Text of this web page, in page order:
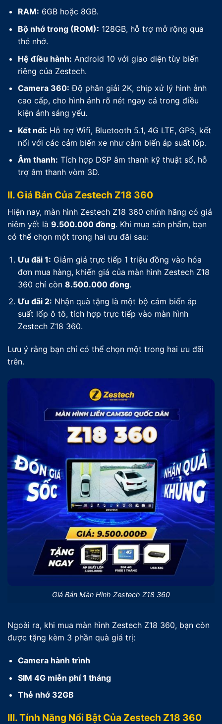
RAM: 6GB hoặc 8GB.
Bộ nhớ trong (ROM): 128GB, hỗ trợ mở rộng qua
thẻ nhớ.
Hệ điều hành: Android 10 với giao diện tùy biến
riêng của Zestech.
Camera 360: Độ phân giải 2K, chip xử lý hình ảnh
cao cấp, cho hình ảnh rõ nét ngay cả trong điều
kiện ánh sáng yếu.
Kết nối: Hỗ trợ Wifi, Bluetooth 5.1, 4G LTE, GPS, kết
nối với các cảm biến xe như cảm biến áp suất lốp.
Âm thanh: Tích hợp DSP âm thanh kỹ thuật số, hỗ
trợ âm thanh vòm 3D.
II. Giá Bán Của Zestech Z18 360
Hiện nay, màn hình Zestech Z18 360 chính hãng có giá
niêm yết là 9.500.000 đồng. Khi mua sản phẩm, bạn
có thể chọn một trong hai ưu đãi sau:
Ưu đãi 1: Giảm giá trực tiếp 1 triệu đồng vào hóa
đơn mua hàng, khiến giá của màn hình Zestech Z18
360 chỉ còn 8.500.000 đồng.
Ưu đãi 2: Nhận quà tặng là một bộ cảm biến áp
suất lốp ô tô, tích hợp trực tiếp vào màn hình
Zestech Z18 360.
Lưu ý rằng bạn chỉ có thể chọn một trong hai ưu đãi
trên.
Giá Bán Màn Hình Zestech Z18 360
Ngoài ra, khi mua màn hình Zestech Z18 360, bạn còn
được tặng kèm 3 phần quà giá trị:
Camera hành trình
SIM 4G miễn phí 1 tháng
Thẻ nhớ 32GB
III. Tính Năng Nổi Bật Của Zestech Z18 360